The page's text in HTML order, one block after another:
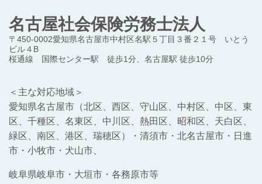
名古屋社会保険労務士法人
〒450-0002愛知県名古屋市中村区名駅５丁目３番２１号 いとう
ビル４B
桜通線 国際センター駅 徒歩1分、名古屋駅 徒歩10分
＜主な対応地域＞
愛知県名古屋市（北区、西区、守山区、中村区、中区、東
区、千種区、名東区、中川区、熱田区、昭和区、天白区、
緑区、南区、港区、瑞穂区）
・清須市・北名古屋市・日進
市・小牧市・犬山市、
岐阜県岐阜市・大垣市・各務原市等